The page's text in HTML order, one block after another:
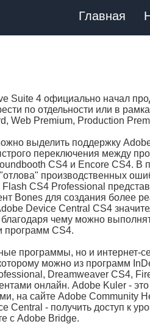
Главная
Suite 4 официально начал
по отдельности или в
Web Premium, Production
выделить поддержку
переключения между
CS4 и Encore CS4.
производственных
CS4 Professional
Bones для создания более
Device Central CS4
чему можно
программ CS4.
программы, но и
можно из программ
Dreamweaver CS4,
онлайн. Adobe Kuler -
на сайте Adobe Community
Central - получить доступ к
с Adobe Bridge.